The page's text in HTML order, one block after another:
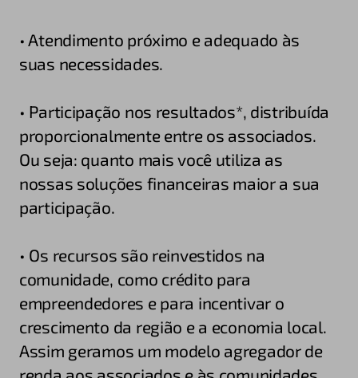
• Atendimento próximo e adequado às
suas necessidades.
• Participação nos resultados*, distribuída
proporcionalmente entre os associados.
Ou seja: quanto mais você utiliza as
nossas soluções financeiras maior a sua
participação.
• Os recursos são reinvestidos na
comunidade, como crédito para
empreendedores e para incentivar o
crescimento da região e a economia local.
Assim geramos um modelo agregador de